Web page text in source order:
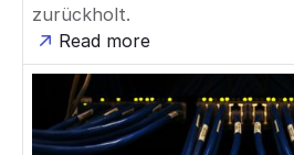
zurückholt.
Read more